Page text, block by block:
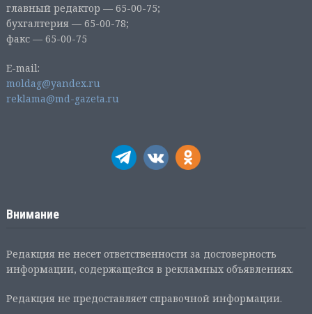
главный редактор — 65-00-75;
бухгалтерия — 65-00-78;
факс — 65-00-75
E-mail:
moldag@yandex.ru
reklama@md-gazeta.ru
Внимание
Редакция не несет ответственности за достоверность
информации, содержащейся в рекламных объявлениях.
Редакция не предоставляет справочной информации.